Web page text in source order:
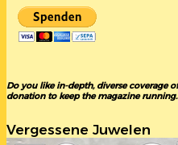
Do you like in-depth, diverse coverage
donation to keep the magazine running.
Vergessene Juwelen